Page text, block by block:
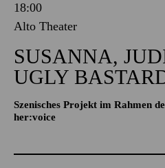
18:00
Alto Theater
SUSANNA,
UGLY
Szenisches Projekt im Rahmen
her:voice